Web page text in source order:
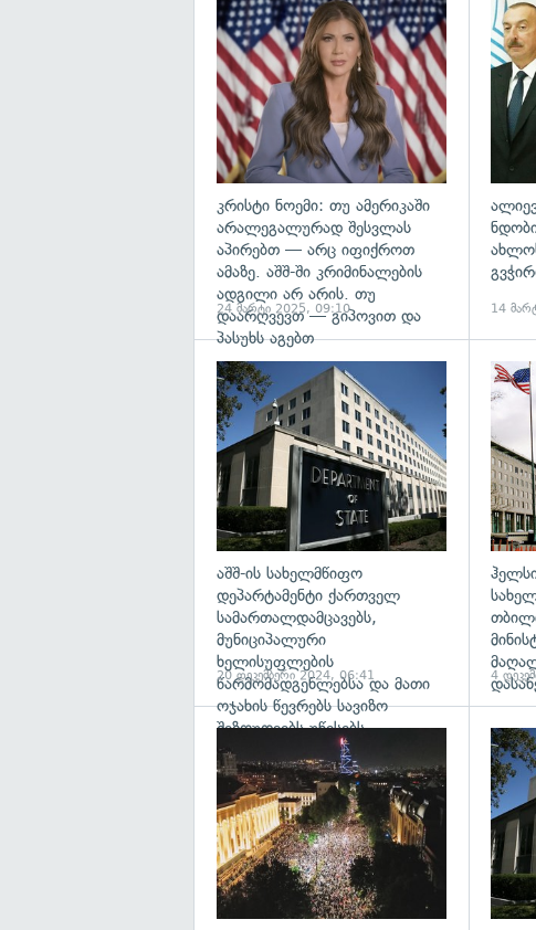
კრისტი ნოემი: თუ ამერიკაში
არალეგალურად შესვლას
აპირებთ — არც იფიქროთ
ამაზე. აშშ-ში კრიმინალების
ადგილი არ არის. თუ
დაარღვევთ — გიპოვით და
პასუხს აგებთ
24 მარტი 2025, 09:10 14
აშშ-ის სახელმწიფო
დეპარტამენტი ქართველ
სამართალდამცავებს,
მუნიციპალური
ხელისუფლების
წარმომადგენლებსა და მათი
ოჯახის წევრებს სავიზო
შეზღუდვებს უწესებს
20 დეკემბერი 2024, 06:41 4